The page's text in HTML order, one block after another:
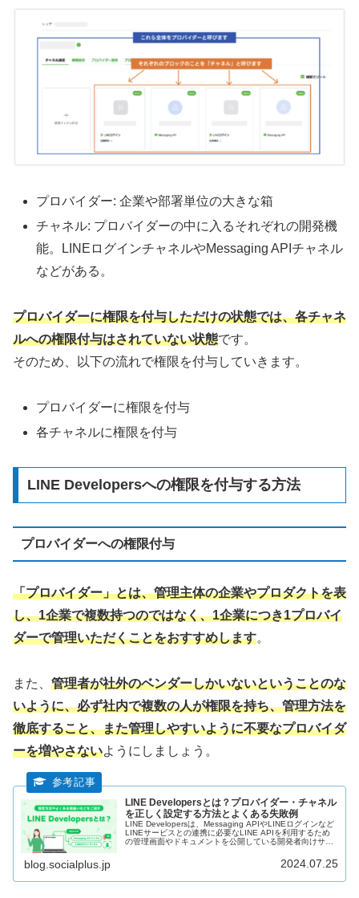
プロバイダー: 企業や部署単位の大きな箱
チャネル: プロバイダーの中に入るそれぞれの開発機
能。LINEログインチャネルやMessaging APIチャネル
などがある。
プロバイダーに権限を付与しただけの状態では、各チャネ
ルへの権限付与はされていない状態です。
そのため、以下の流れで権限を付与していきます。
プロバイダーに権限を付与
各チャネルに権限を付与
LINE Developersへの権限を付与する方法
プロバイダーへの権限付与
「プロバイダー」とは、管理主体の企業やプロダクトを表
し、1企業で複数持つのではなく、1企業につき1プロバイ
ダーで管理いただくことをおすすめします。
また、 管理者が社外のベンダーしかいないということのな
いように、必ず社内で複数の人が権限を持ち、管理方法を
徹底すること、また管理しやすいように不要なプロバイダ
ーを増やさないようにしましょう。
LINE Developersとは？プロバイダー・チャネル
を正しく設定する方法とよくある失敗例
LINE Developersは、Messaging APIやLINEログインなど
LINEサービスとの連携に必要なLINE APIを利用するため
の管理画面やドキュメントを公開している開発者向けサイ
blog.socialplus.jp 2024.07.25